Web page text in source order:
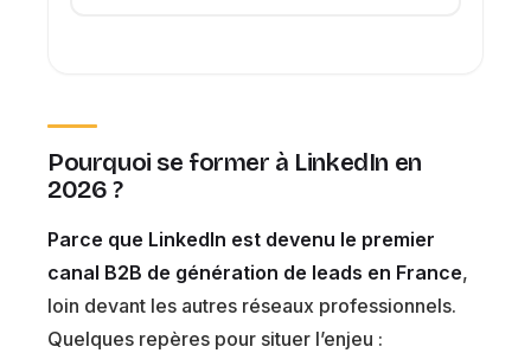
Pourquoi se former à LinkedIn en
2026 ?
Parce que LinkedIn est devenu le premier
canal B2B de génération de leads en France,
loin devant les autres réseaux professionnels.
Quelques repères pour situer l’enjeu :